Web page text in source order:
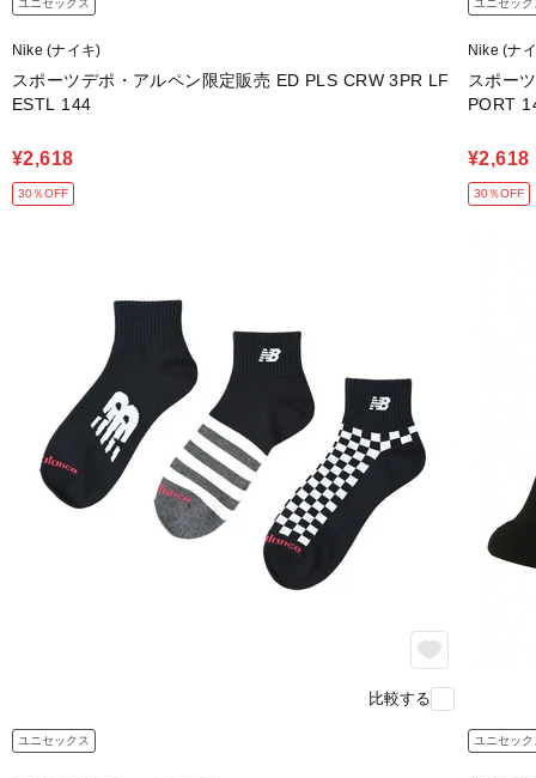
ユニセックス
Nike (ナイキ)
スポーツデポ・アルペン限定販売 ED PLS CRW 3PR LF
ESTL 144
¥2,618
30％OFF
ユニセック
Nike (ナ
スポー
PORT
¥2,618
30％OFF
比較する
ユニセックス ユニセック